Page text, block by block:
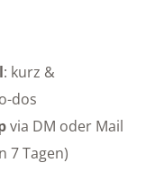
: kurz &
dos
via DM oder Mail
7 Tagen)